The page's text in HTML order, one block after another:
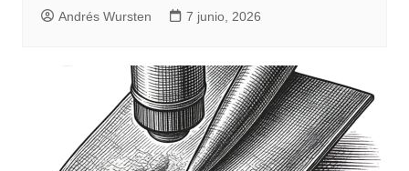
Andrés Wursten 7 junio, 2026